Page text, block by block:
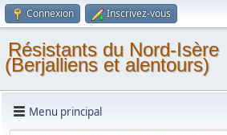
Connexion Inscrivez-vous
Résistants du Nord-Isère
(Berjalliens et alentours)
Menu principal